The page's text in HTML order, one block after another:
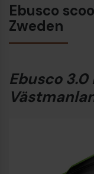
Ebusco
Zweden
Ebusco